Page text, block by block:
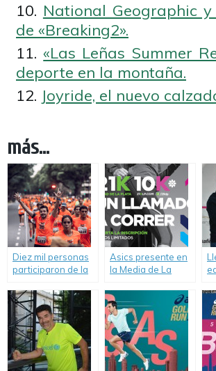
National Geographic
de «Breaking2».
«Las Leñas Summer
deporte en la montaña.
Joyride, el nuevo
más...
Diez mil personas
participaron de la
Nike.
Asics presente en
la Media de La